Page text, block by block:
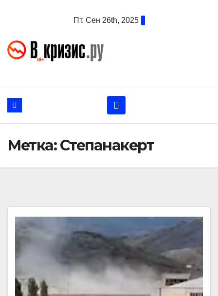
Пт. Сен 26th, 2025
Метка:Степанакерт